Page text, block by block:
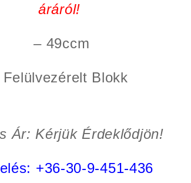
áráról!
– 49ccm
Felülvezérelt Blokk
Ár: Kérjük Érdeklődjön!
+36-30-9-451-436